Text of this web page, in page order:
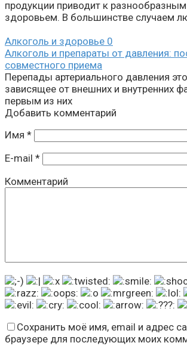
продукции приводит к
здоровьем. В большинстве случаем
Алкоголь и здоровье 0
Алкоголь и препараты от давления:
совместного приема
Перепады артериального давления
зависящее от внешних и внутренних
первым из них
Добавить комментарий
Имя *
E-mail *
Комментарий
Сохранить моё имя, email и адрес
браузере для последующих моих